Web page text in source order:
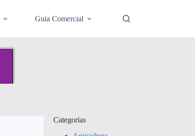
Guia Comercial
Categorias